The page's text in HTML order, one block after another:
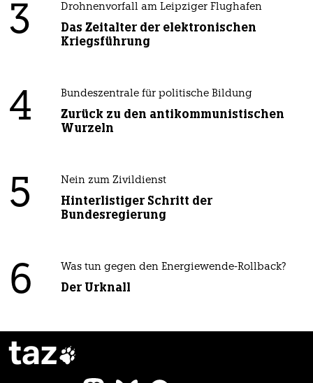
3 Drohnenvorfall am Leipziger Flughafen
Das Zeitalter der elektronischen
Kriegsführung
4 Bundeszentrale für politische Bildung
Zurück zu den antikommunistischen
Wurzeln
5 Nein zum Zivildienst
Hinterlistiger Schritt der
Bundesregierung
6 Was tun gegen den Energiewende-Rollback?
Der Urknall
taz